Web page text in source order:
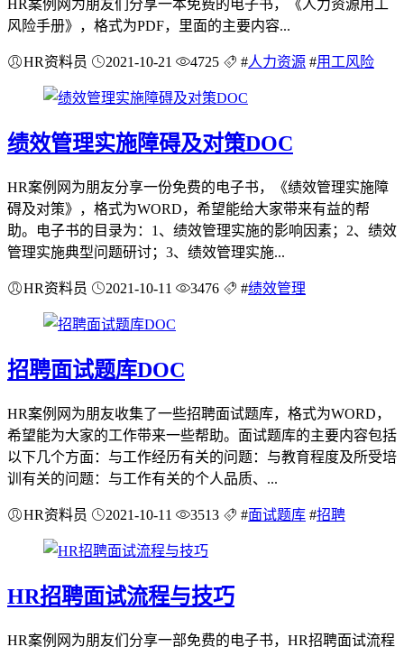
HR案例网为朋友们分享一本免费的电子书，《人力资源用工
风险手册》，格式为PDF，里面的主要内容...
HR资料员 2021-10-21 4725 #人力资源 #用工风险
绩效管理实施障碍及对策DOC
HR案例网为朋友分享一份免费的电子书，《绩效管理实施障
碍及对策》，格式为WORD，希望能给大家带来有益的帮
助。电子书的目录为：1、绩效管理实施的影响因素；2、绩效
管理实施典型问题研讨；3、绩效管理实施...
HR资料员 2021-10-11 3476 #绩效管理
招聘面试题库DOC
HR案例网为朋友收集了一些招聘面试题库，格式为WORD，
希望能为大家的工作带来一些帮助。面试题库的主要内容包括
以下几个方面：与工作经历有关的问题：与教育程度及所受培
训有关的问题：与工作有关的个人品质、...
HR资料员 2021-10-11 3513 #面试题库 #招聘
HR招聘面试流程与技巧
HR案例网为朋友们分享一部免费的电子书，HR招聘面试流程